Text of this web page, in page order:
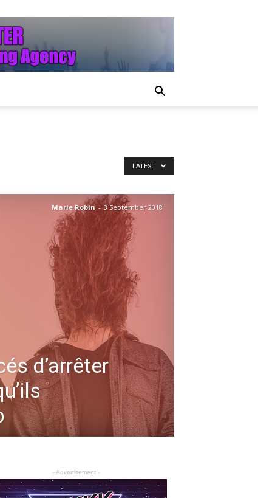
LATEST
d’arrêter
Marie Robin - 3 September 2018
- Advertisement -